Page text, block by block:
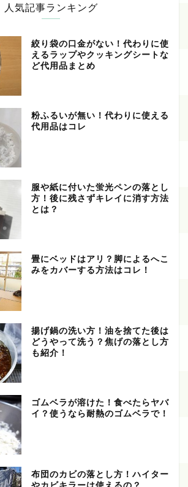
人気記事ランキング
絞り袋の口金がない！代わりに使
えるラップやクッキングシートな
ど代用品まとめ
粉ふるいが無い！代わりに使える
代用品はコレ
服や紙に付いた蛍光ペンの落とし
方！後に残さずキレイに消す方法
とは？
畳にベッドはアリ？脚によるへこ
みをカバーする方法はコレ！
揚げ鍋の洗い方！油を捨てた後は
どうやって洗う？焦げの落とし方
も紹介！
ゴムベラが溶けた！食べたらヤバ
イ？使うなら耐熱のゴムベラで！
布団のカビの落とし方！ハイター